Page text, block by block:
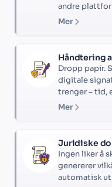
andre
Mer
Håndtering
Dropp papir.
digitale
trenger – tid,
Mer
Juridiske
Ingen liker å
genererer
automatisk